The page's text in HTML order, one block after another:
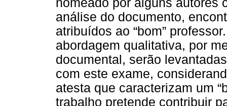
nomeado por alguns autores
análise do documento,
atribuídos ao “bom”
abordagem qualitativa, por
documental, serão
com este exame,
atesta que caracterizam um
trabalho pretende contribuir